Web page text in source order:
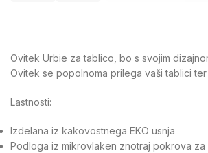
Ovitek Urbie za tablico, bo s svojim
Ovitek se popolnoma prilega vaši tablici
Lastnosti:
Izdelana iz kakovostnega EKO usnja
Podloga iz mikrovlaken znotraj pokrova